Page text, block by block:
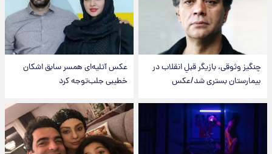
چنگیز وثوقی، بازیگر قبلِ انقلاب در
بیمارستان بستری شد/عکس
عکس‌ آتلیه‌ای همسر سابق اشکان
خطیبی جلب‌توجه کرد